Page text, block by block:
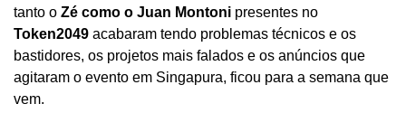
tanto o Zé como o Juan Montoni
Token2049 acabaram tendo problemas técnicos e os
bastidores, os projetos mais falados e os anúncios que
agitaram o evento em Singapura, ficou para a semana que
vem.